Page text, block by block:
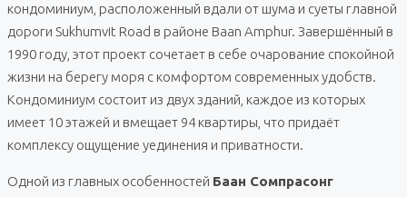
кондоминиум, расположенный вдали от шума и суеты главной
дороги Sukhumvit Road в районе Baan Amphur. Завершённый в
1990 году, этот проект сочетает в себе очарование спокойной
жизни на берегу моря с комфортом современных удобств.
Кондоминиум состоит из двух зданий, каждое из которых
имеет 10 этажей и вмещает 94 квартиры, что придаёт
комплексу ощущение уединения и приватности.
Одной из главных особенностей Баан Сомпрасонг